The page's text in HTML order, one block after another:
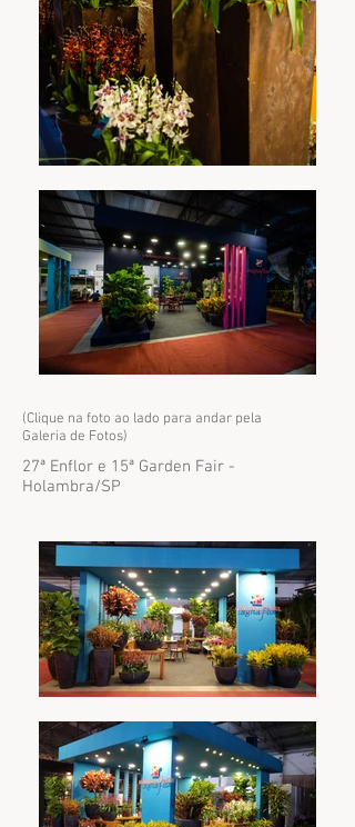
(Clique na foto ao lado para andar pela
Galeria de Fotos)
27ª Enflor e 15ª Garden Fair -
Holambra/SP